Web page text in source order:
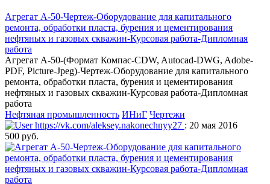
Агрегат А-50-Чертеж-Оборудование для капитального
ремонта, обработки пласта, бурения и цементирования
нефтяных и газовых скважин-Курсовая работа-Дипломная
работа
Агрегат А-50-(Формат Компас-CDW, Autocad-DWG, Adobe-
PDF, Picture-Jpeg)-Чертеж-Оборудование для капитального
ремонта, обработки пласта, бурения и цементирования
нефтяных и газовых скважин-Курсовая работа-Дипломная
работа
Нефтяная промышленность ИНиГ Чертежи
https://vk.com/aleksey.nakonechnyy27 : 20 мая 2016
500 руб.